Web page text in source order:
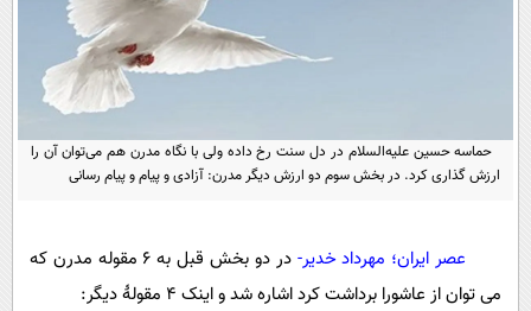
سفر و تفریح
علمی
گوناگون
سرگرمی
مجله تصویری سلاح
فیلم
ورزش
فناوری
خواندنی ها و دیدنی ها
روانشناسی
آموزش زبان
حماسه حسین علیه‌السلام در دل سنت رخ داده ولی با نگاه مدرن هم می‌توان آن را
ارزش گذاری کرد. در بخش سوم دو ارزش دیگر مدرن: آزادی و پیام و پیام رسانی
عصر ایران؛ مهرداد خدیر-
در دو بخش قبل به 6 مقوله مدرن که
می توان از عاشورا برداشت کرد اشاره شد و اینک 4 مقولۀ دیگر: